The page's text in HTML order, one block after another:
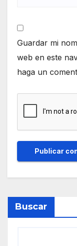
Guardar mi
web en este
haga un
Buscar